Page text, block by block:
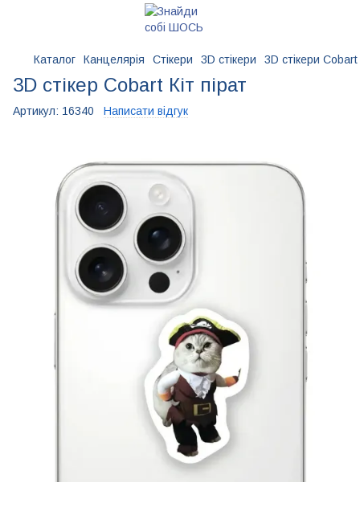
Каталог Канцелярія Стікери 3D стікери 3D стікери
3D стікер Cobart Кіт пірат
Артикул: 16340 Написати відгук